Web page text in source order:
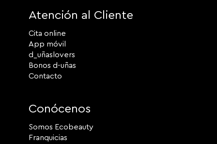
Atención al Cliente
Cita online
App móvil
d_uñaslovers
Bonos d-uñas
Contacto
Conócenos
Somos Ecobeauty
Franquicias